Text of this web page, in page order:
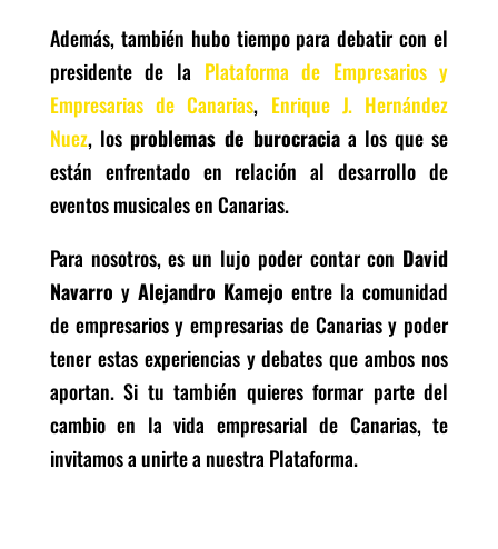
Además, también hubo tiempo para debatir con el
presidente de la Plataforma de Empresarios y
Empresarias de Canarias, Enrique J. Hernández
Nuez, los problemas de burocraciaa los que se
están enfrentado en relación al desarrollo de
eventos musicales en Canarias.
Para nosotros, es un lujo poder contar con David
Navarro y Alejandro Kamejo entre la comunidad
de empresarios y empresarias de Canarias y poder
tener estas experiencias y debates que ambos nos
aportan. Si tu también quieres formar parte del
cambio en la vida empresarial de Canarias, te
invitamos a unirte a nuestra Plataforma.